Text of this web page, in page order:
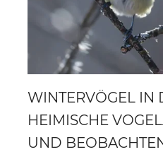
WINTERVÖGEL IN
HEIMISCHE
UND